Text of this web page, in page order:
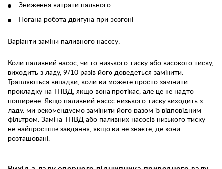
Зниження витрати пального
Погана робота двигуна при розгоні
Варіанти заміни паливного насосу:
Коли паливний насос, чи то низького тиску або високого тиску,
виходить з ладу, 9/10 разів його доведеться замінити.
Трапляються випадки, коли ви можете просто замінити
прокладку на ТНВД, якщо вона протікає, але це не надто
поширене. Якщо паливний насос низького тиску виходить з
ладу, ми рекомендуємо замінити його разом із відповідним
фільтром. Заміна ТНВД або паливних насосів низького тиску
не найпростіше завдання, якщо ви не знаєте, де вони
розташовані.